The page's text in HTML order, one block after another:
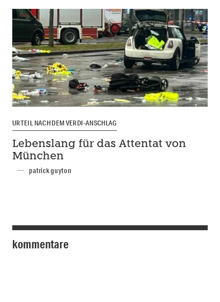
URTEIL NACH DEM VERDI-ANSCHLAG
Lebenslang für das Attentat von
München
patrick guyton
kommentare